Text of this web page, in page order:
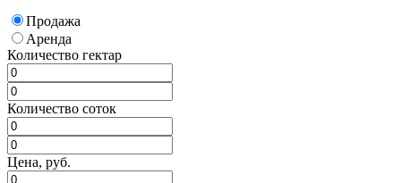
Продажа
Аренда
Количество гектар
Количество соток
Цена, руб.